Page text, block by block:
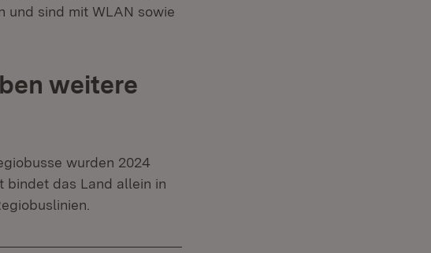
und sind mit WLAN sowie
weitere
wurden 2024
bindet das Land allein in